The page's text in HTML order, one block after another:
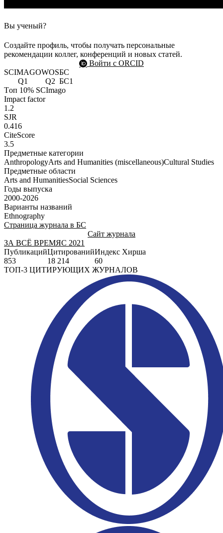
Вы ученый?
Создайте профиль, чтобы получать персональные
рекомендации коллег, конференций и новых статей.
Войти с ORCID
SCIMAGO
Q1
WOS
Q2
БС
БС1
Tоп 10% SCImago
Impact factor
1.2
SJR
0.416
CiteScore
3.5
Предметные категории
AnthropologyArts and Humanities (miscellaneous)Cultural Studies
Предметные области
Arts and HumanitiesSocial Sciences
Годы выпуска
2000-2026
Варианты названий
Ethnography
Страница журнала в БС
Сайт журнала
ЗА ВСЁ ВРЕМЯС 2021
Публикаций
853
Цитирований
18 214
Индекс Хирша
60
ТОП-3 ЦИТИРУЮЩИХ ЖУРНАЛОВ